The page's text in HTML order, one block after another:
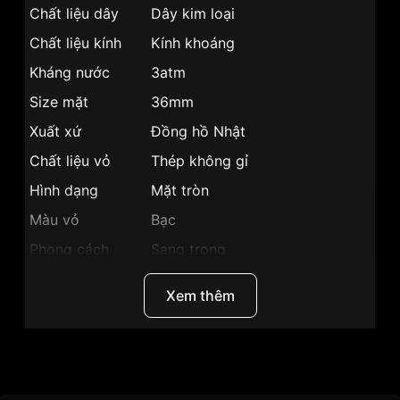
Chất liệu dây
Dây kim loại
Chất liệu kính
Kính khoáng
Kháng nước
3atm
Size mặt
36mm
Xuất xứ
Đồng hồ Nhật
Chất liệu vỏ
Thép không gỉ
Hình dạng
Mặt tròn
Màu vỏ
Bạc
Phong cách
Sang trọng
Dạ quang, Lịch ngày, Giờ, phút,
giây
Xem thêm